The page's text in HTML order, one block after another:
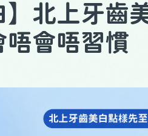
】 北上牙齒
會唔習慣